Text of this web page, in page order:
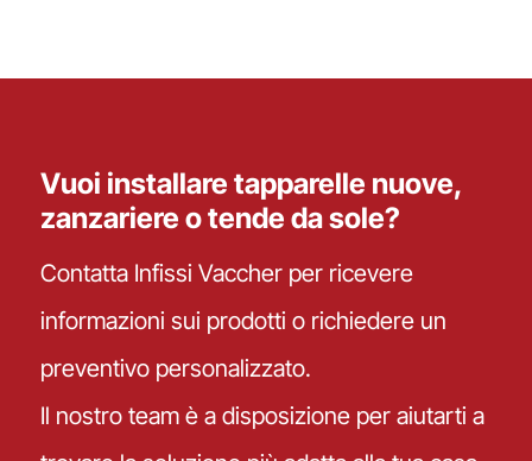
Vuoi installare tapparelle nuove,
zanzariere o tende da sole?
Contatta Infissi Vaccher per ricevere
informazioni sui prodotti o richiedere un
preventivo personalizzato.
Il nostro team è a disposizione per aiutarti a